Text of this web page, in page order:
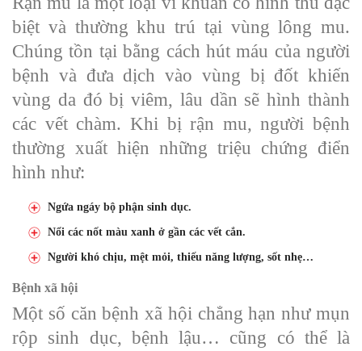
biệt và thường khu trú tại vùng lông mu.
Chúng tồn tại bằng cách hút máu của người
bệnh và đưa dịch vào vùng bị đốt khiến
vùng da đó bị viêm, lâu dần sẽ hình thành
các vết chàm. Khi bị rận mu, người bệnh
thường xuất hiện những triệu chứng điển
hình như:
Ngứa ngáy bộ phận sinh dục.
Nổi các nốt màu xanh ở gần các vết cắn.
Người khó chịu, mệt mỏi, thiếu năng lượng, sốt nhẹ…
Bệnh xã hội
Một số căn bệnh xã hội chẳng hạn như mụn
rộp sinh dục, bệnh lậu… cũng có thể là